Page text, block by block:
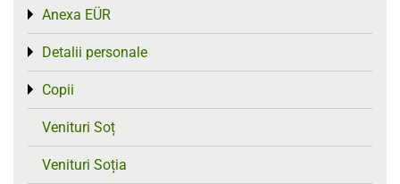
Anexa EÜR
Toggle menu
Detalii personale
Toggle menu
Copii
Toggle menu
Venituri Soț
Venituri Soția